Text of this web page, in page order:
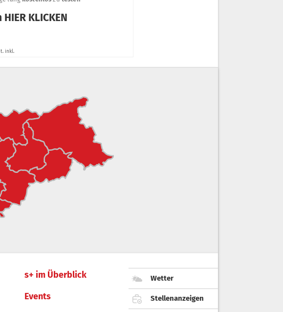
s+ im Überblick
Events
Wetter
Stellenanzeigen